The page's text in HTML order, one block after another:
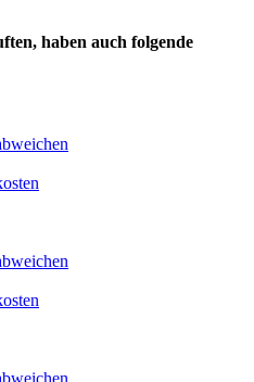
haben auch folgende